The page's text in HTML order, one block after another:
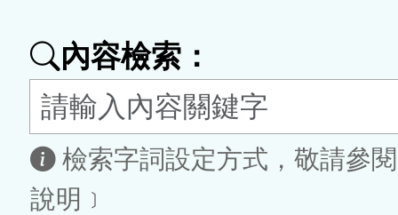
按
鈕
區
內容檢索：
檢索字詞設定方式，敬請參
說明﹞